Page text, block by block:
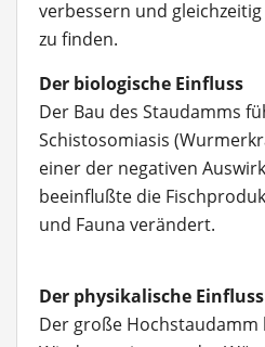
verbessern und
zu finden.
Der biologische Einfluss
Der Bau des Staudamms
Schistosomiasis
einer der negativen
beeinflußte die
und Fauna verändert.
Der physikalische Einfluss
Der große Hochstaudamm